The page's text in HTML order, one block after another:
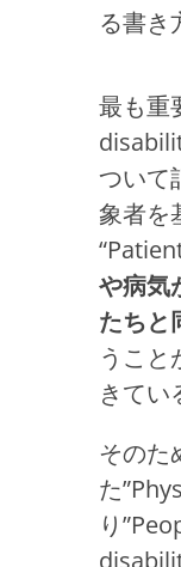
る書き
最も重
ついて
象者を
や病気
たちと
うこと
きてい
そのた
た
り